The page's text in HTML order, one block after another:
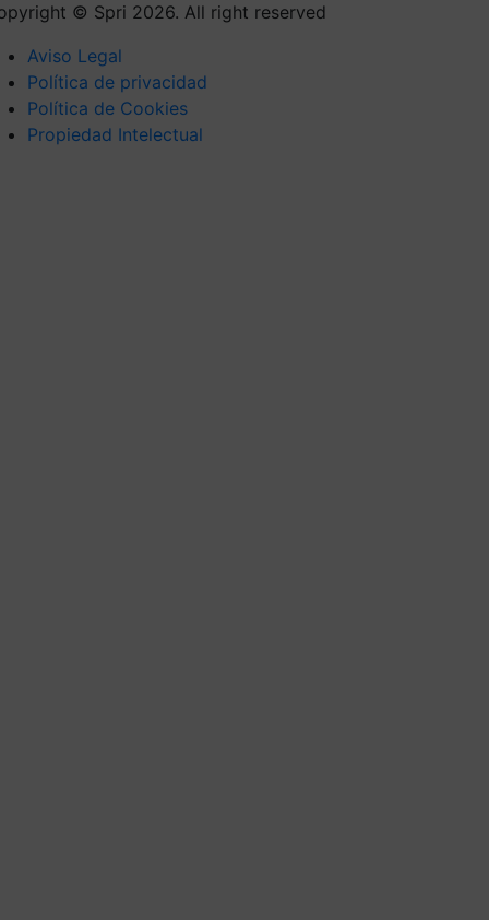
© Spri 2026. All right reserved
Aviso Legal
Política de privacidad
Política de Cookies
Propiedad Intelectual